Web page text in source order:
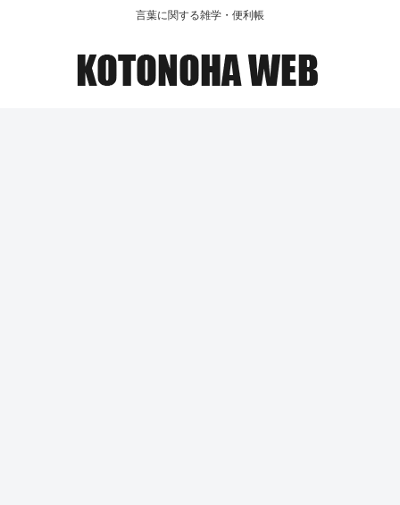
言葉に関する雑学・便利帳